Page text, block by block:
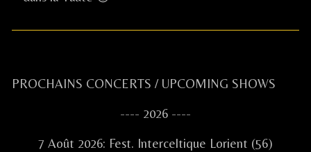
Primary
PROCHAINS CONCERTS / UPCOMING SHOWS
---- 2026 ----
7 Août 2026: Fest. Interceltique Lorient (56)